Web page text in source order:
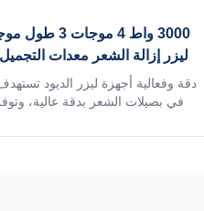
3000 واط 4 موجات
ليزر إزالة الشعر معدات التجميل
nm
دقة وفعالية أجهزة ليزر الديود تستهدف
في بصيلات الشعر بدقة عالية،
لحقت بالجلد المحيط.هذا يضمن